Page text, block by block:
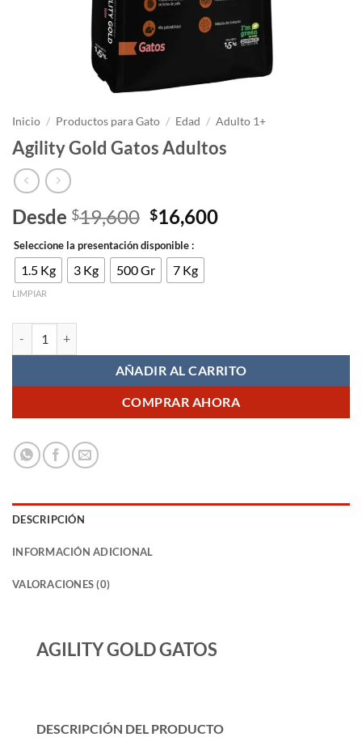
Inicio / Productos para Gato / Edad / Adulto 1+
Agility Gold Gatos Adultos
Desde $19,600 El
precio
original
era:
$16,600El
Seleccione la presentación disponible :
1.5 Kg 3 Kg 500 Gr 7 Kg
LIMPIAR
AÑADIR AL CARRITO
COMPRAR AHORA
DESCRIPCIÓN
INFORMACIÓN ADICIONAL
VALORACIONES (0)
AGILITY GOLD GATOS
DESCRIPCIÓN DEL PRODUCTO